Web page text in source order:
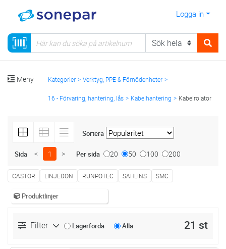
Logga in
Meny Kategorier Verktyg, PPE & Förnödenheter
16 - Förvaring, hantering, lås Kabelhantering Kabelrolator
Sortera
Sida < 1 > Per sida 20 50 100 200
CASTOR LINJEDON RUNPOTEC SAHLINS SMC
Produktlinjer
Filter Lagerförda Alla 21 st